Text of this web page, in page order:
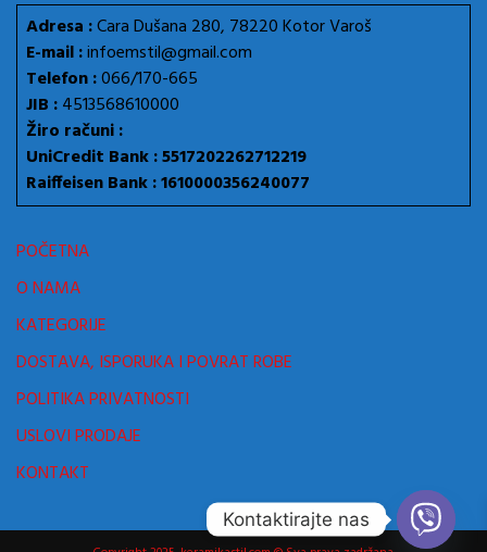
Adresa :Cara Dušana 280, 78220 Kotor Varoš
E-mail :infoemstil@gmail.com
Telefon :066/170-665
JIB :4513568610000
Žiro računi :
UniCredit Bank : 5517202262712219
Raiffeisen Bank : 1610000356240077
POČETNA
O NAMA
KATEGORIJE
DOSTAVA, ISPORUKA I POVRAT ROBE
POLITIKA PRIVATNOSTI
USLOVI PRODAJE
KONTAKT
Kontaktirajte nas